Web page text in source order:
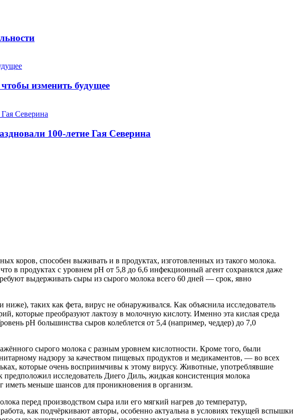
изменить будущее
100-летие Гая Северина
коров, способен выживать и в продуктах, изготовленных из такого молока.
в продуктах с уровнем pH от 5,8 до 6,6 инфекционный агент сохранялся даже
выдерживать сыры из сырого молока всего 60 дней — срок, явно
таких как фета, вирус не обнаруживался. Как объяснила исследователь
которые преобразуют лактозу в молочную кислоту. Именно эта кислая среда
pH большинства сыров колеблется от 5,4 (например, чеддер) до 7,0
сырого молока с разным уровнем кислотности. Кроме того, были
надзору за качеством пищевых продуктов и медикаментов, — во всех
которые очень восприимчивы к этому вирусу. Животные, употреблявшие
исследователь Диего Диль, жидкая консистенция молока
иметь меньше шансов для проникновения в организм.
перед производством сыра или его мягкий нагрев до температур,
как подчёркивают авторы, особенно актуальна в условиях текущей вспышки